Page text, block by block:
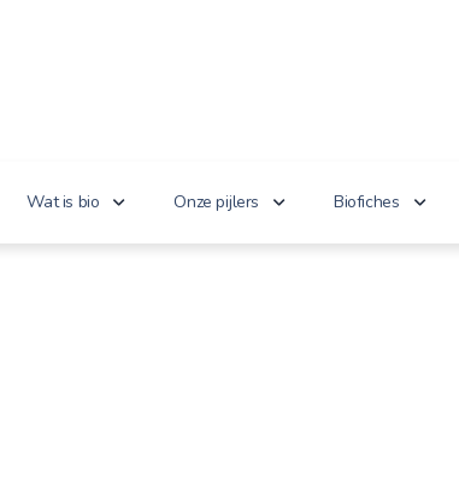
Wat is bio Onze pijlers Biofiches